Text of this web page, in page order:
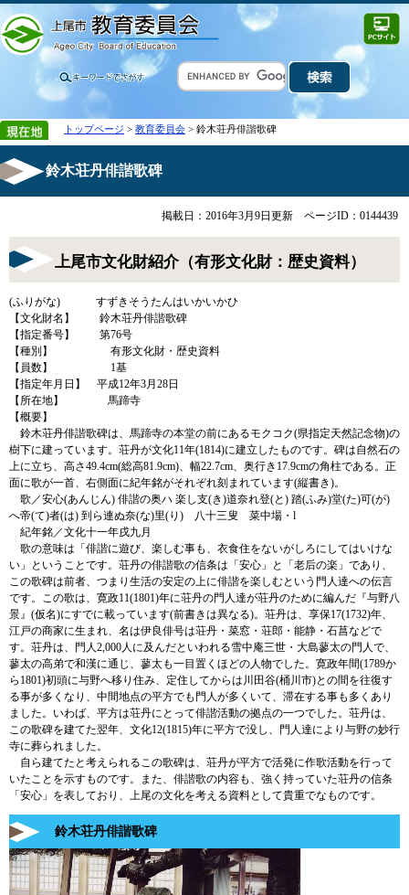
トップページ > 教育委員会 > 鈴木荘丹俳諧歌碑
鈴木荘丹俳諧歌碑
掲載日：2016年3月9日更新 ページID：0144439
上尾市文化財紹介（有形文化財：歴史資料）
(ふりがな) すずきそうたんはいかいかひ
【文化財名】 鈴木荘丹俳諧歌碑
【指定番号】 第76号
【種別】 有形文化財・歴史資料
【員数】 1基
【指定年月日】 平成12年3月28日
【所在地】 馬蹄寺
【概要】
鈴木荘丹俳諧歌碑は、馬蹄寺の本堂の前にあるモクコク(県指定天然記念物)の
樹下に建っています。荘丹が文化11年(1814)に建立したものです。碑は自然石の
上に立ち、高さ49.4cm(総高81.9cm)、幅22.7cm、奥行き17.9cmの角柱である。正
面に歌が一首、右側面に紀年銘がそれぞれ刻まれています(縦書き)。
歌／安心(あんじん) 俳諧の奥ハ 楽し支(き)道奈れ登(と) 踏(ふみ)堂(た)可(が)
へ帝(て)者(は) 到ら連ぬ奈(な)里(り) 八十三叟 菜中場・l
紀年銘／文化十一年戌九月
歌の意味は「俳諧に遊び、楽しむ事も、衣食住をないがしろにしてはいけな
い」ということです。荘丹の俳諧歌の信条は「安心」と「老后の楽」であり、
この歌碑は前者、つまり生活の安定の上に俳諧を楽しむという門人達への伝言
です。この歌は、寛政11(1801)年に荘丹の門人達が荘丹のために編んだ『与野八
景』(仮名)にすでに載っています(前書きは異なる)。荘丹は、享保17(1732)年、
江戸の商家に生まれ、名は伊良俳号は荘丹・菜窓・荘郎・能静・石菖などで
す。荘丹は、門人2,000人に及んだといわれる雪中庵三世・大島蓼太の門人で、
蓼太の高弟で和漢に通じ、蓼太も一目置くほどの人物でした。寛政年間(1789か
ら1801)初頭に与野へ移り住み、定住してからは川田谷(桶川市)との間を往復す
る事が多くなり、中間地点の平方でも門人が多くいて、滞在する事も多くあり
ました。いわば、平方は荘丹にとって俳諧活動の拠点の一つでした。荘丹は、
この歌碑を建てた翌年、文化12(1815)年に平方で没し、門人達により与野の妙行
寺に葬られました。
自ら建てたと考えられるこの歌碑は、荘丹が平方で活発に作歌活動を行って
いたことを示すものです。また、俳諧歌の内容も、強く持っていた荘丹の信条
「安心」を表しており、上尾の文化を考える資料として貴重でなものです。
鈴木荘丹俳諧歌碑